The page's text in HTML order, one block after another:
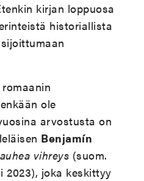
kirjan loppuosa
historiallista
ole
arvostusta on
Benjamín
vihreys (suom.
2023), joka keskittyy